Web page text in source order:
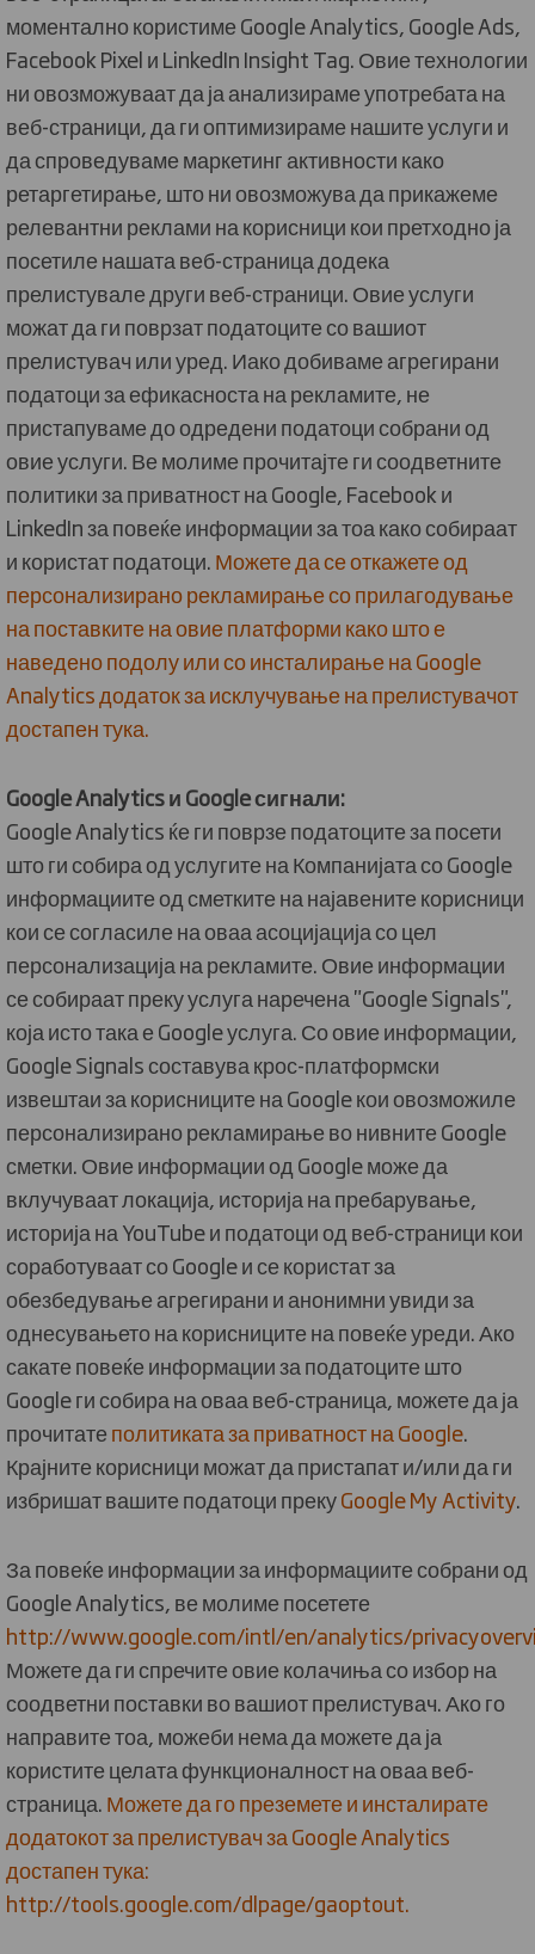
моментално користиме Google Analytics, Google Ads,
Facebook Pixel и LinkedIn Insight Tag. Овие технологии
ни овозможуваат да ја анализираме употребата на
веб-страници, да ги оптимизираме нашите услуги и
да спроведуваме маркетинг активности како
ретаргетирање, што ни овозможува да прикажеме
релевантни реклами на корисници кои претходно ја
посетиле нашата веб-страница додека
прелистувале други веб-страници. Овие услуги
можат да ги поврзат податоците со вашиот
прелистувач или уред. Иако добиваме агрегирани
податоци за ефикасноста на рекламите, не
пристапуваме до одредени податоци собрани од
овие услуги. Ве молиме прочитајте ги соодветните
политики за приватност на Google, Facebook и
LinkedIn за повеќе информации за тоа како собираат
и користат податоци.Можете да се откажете од
персонализирано рекламирање со прилагодување
на поставките на овие платформи како што е
наведено подолу или со инсталирање на Google
Analytics додаток за исклучување на прелистувачот
достапен тука.
Google Analytics и Google сигнали:
Google Analytics ќе ги поврзе податоците за посети
што ги собира од услугите на Компанијата со Google
информациите од сметките на најавените корисници
кои се согласиле на оваа асоцијација со цел
персонализација на рекламите. Овие информации
се собираат преку услуга наречена "Google Signals",
која исто така е Google услуга. Со овие информации,
Google Signals составува крос-платформски
извештаи за корисниците на Google кои овозможиле
персонализирано рекламирање во нивните Google
сметки. Овие информации од Google може да
вклучуваат локација, историја на пребарување,
историја на YouTube и податоци од веб-страници кои
соработуваат со Google и се користат за
обезбедување агрегирани и анонимни увиди за
однесувањето на корисниците на повеќе уреди. Ако
сакате повеќе информации за податоците што
Google ги собира на оваа веб-страница, можете да ја
прочитатеполитиката за приватност на Google.
Крајните корисници можат да пристапат и/или да ги
избришат вашите податоци прекуGoogle My Activity.
За повеќе информации за информациите собрани од
Google Analytics, ве молиме посетете
http://www.google.com/intl/en/analytics/
Можете да ги спречите овие колачиња со избор на
соодветни поставки во вашиот прелистувач. Ако го
направите тоа, можеби нема да можете да ја
користите целата функционалност на оваа веб-
страница.Можете да го преземете и инсталирате
додатокот за прелистувач за Google Analytics
достапен тука:
http://tools.google.com/dlpage/gaoptout.